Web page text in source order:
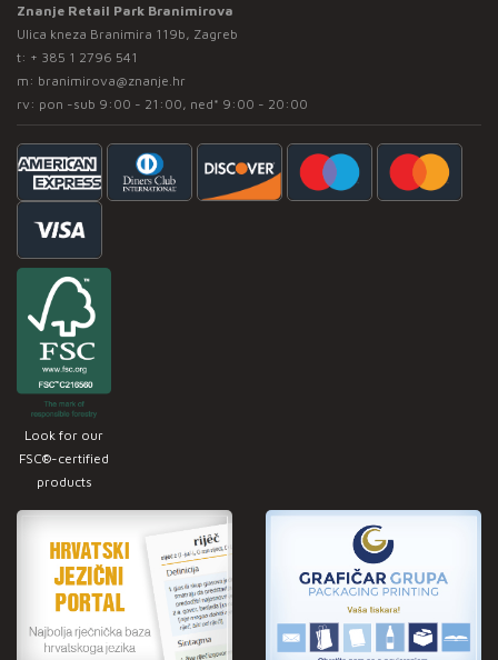
Znanje Retail Park Branimirova
Ulica kneza Branimira 119b, Zagreb
t: + 385 1 2796 541
m: branimirova@znanje.hr
rv: pon -sub 9:00 - 21:00, ned* 9:00 - 20:00
Look for our
FSC®-certified
products